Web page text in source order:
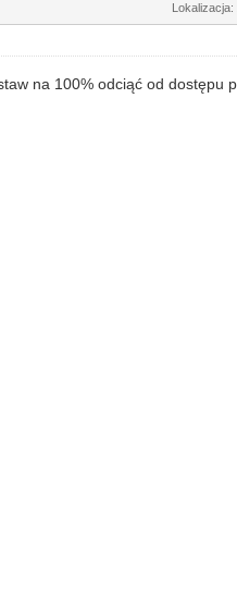
na 100% odciąć od dostępu